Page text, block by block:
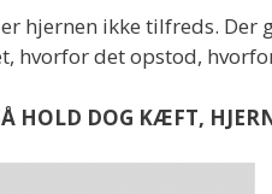
hjernen ikke tilfreds.
hvorfor det opstod,
HOLD DOG KÆFT,